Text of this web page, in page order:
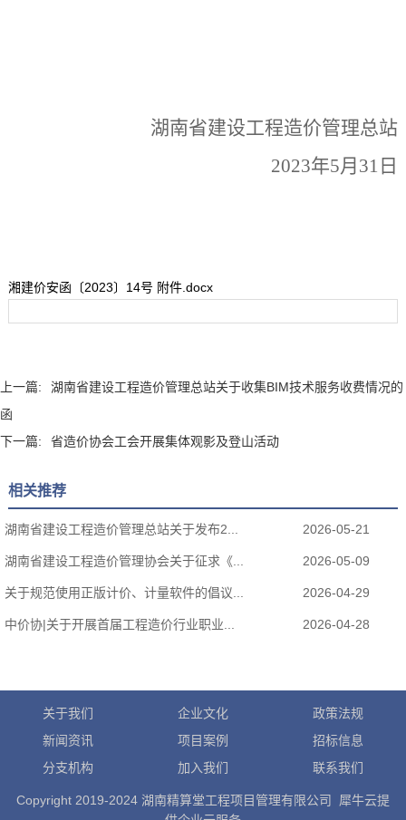
湖南省建设工程造价管理总站
2023年5月31日
湘建价安函〔2023〕14号 附件.docx
上一篇:
湖南省建设工程造价管理总站关于收集BIM技术服务收费情况的
函
下一篇:
省造价协会工会开展集体观影及登山活动
相关推荐
湖南省建设工程造价管理总站关于发布2... 2026-05-21
湖南省建设工程造价管理协会关于征求《... 2026-05-09
关于规范使用正版计价、计量软件的倡议... 2026-04-29
中价协|关于开展首届工程造价行业职业... 2026-04-28
关于我们 企业文化
政策法规
新闻资讯
项目案例
招标信息
分支机构
加入我们 联系我们
Copyright 2019-2024 湖南精算堂工程项目管理有限公司 犀牛云提